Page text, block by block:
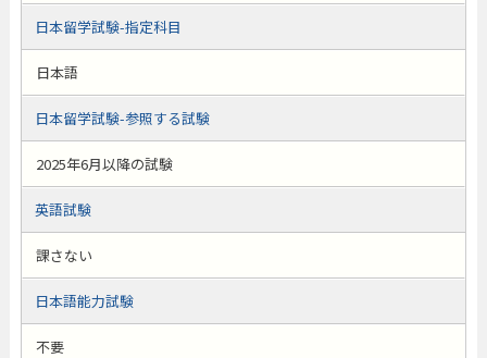
日本留学試験-指定科目
日本語
日本留学試験-参照する試験
2025年6月以降の試験
英語試験
課さない
日本語能力試験
不要